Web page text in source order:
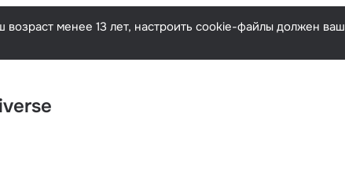
Русский
менее 13 лет, настроить cookie-файлы должен ваш